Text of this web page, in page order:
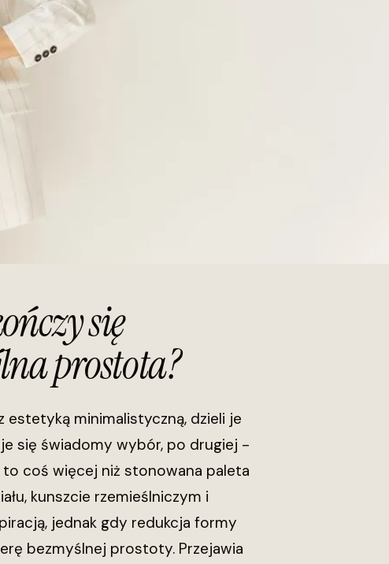
się
prostota?
minimalistyczną, dzieli je
się świadomy wybór, po drugiej -
coś więcej niż stonowana paleta
kunszcie rzemieślniczym i
jednak gdy redukcja formy
bezmyślnej prostoty. Przejawia